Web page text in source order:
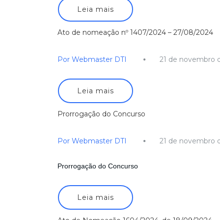
Leia mais
Ato de nomeação nº 1407/2024 – 27/08/2024
Por Webmaster DTI 21 de novembro
Leia mais
Prorrogação do Concurso
Por Webmaster DTI 21 de novembro
Prorrogação do Concurso
Leia mais